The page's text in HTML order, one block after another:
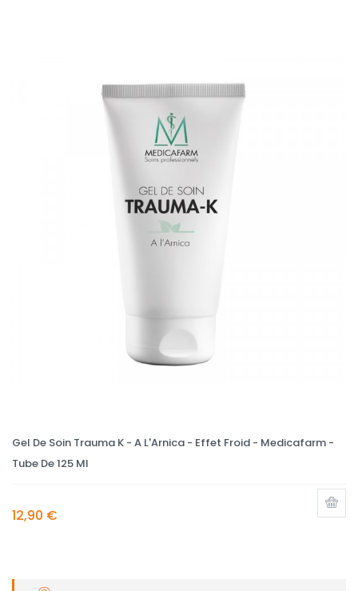
Gel De Soin Trauma K - A L'Arnica - Effet Froid - Medicafarm -
Tube De 125 Ml
12,90 €